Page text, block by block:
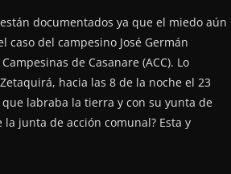
documentados ya que el miedo aún
caso del campesino José Germán
de Casanare (ACC). Lo
hacia las 8 de la noche el 23
que labraba la tierra y con su yunta de
junta de acción comunal? Esta y